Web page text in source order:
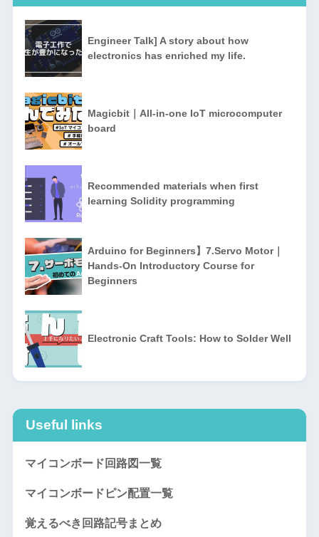
Engineer Talk] A story about how
electronics has enriched my life.
Magicbit｜All-in-one IoT microcomputer
board
Recommended materials when first
learning Solidity programming
Arduino for Beginners】7.Servo Motor｜
Hands-On Introductory Course for
Beginners
Electronic Craft Tools: How to Solder Well
Useful links
マイコンボード回路図一覧
マイコンボードピン配置一覧
覚えるべき回路記号まとめ